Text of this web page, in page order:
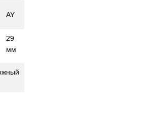
AY
29
мм